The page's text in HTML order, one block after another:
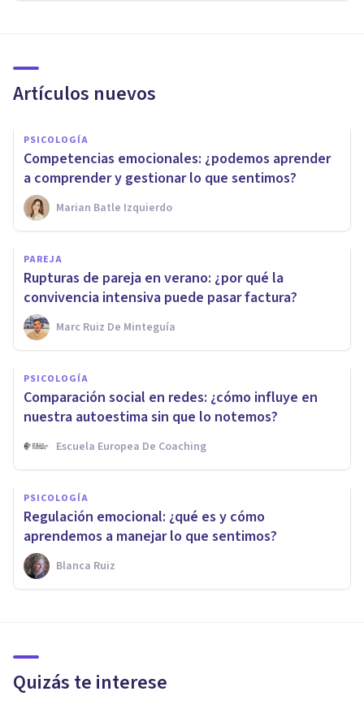
Artículos nuevos
PSICOLOGÍA
Competencias emocionales: ¿podemos aprender
a comprender y gestionar lo que sentimos?
Marian Batle Izquierdo
PAREJA
Rupturas de pareja en verano: ¿por qué la
convivencia intensiva puede pasar factura?
Marc Ruiz De Minteguía
PSICOLOGÍA
Comparación social en redes: ¿cómo influye en
nuestra autoestima sin que lo notemos?
Escuela Europea De Coaching
PSICOLOGÍA
Regulación emocional: ¿qué es y cómo
aprendemos a manejar lo que sentimos?
Blanca Ruiz
Quizás te interese